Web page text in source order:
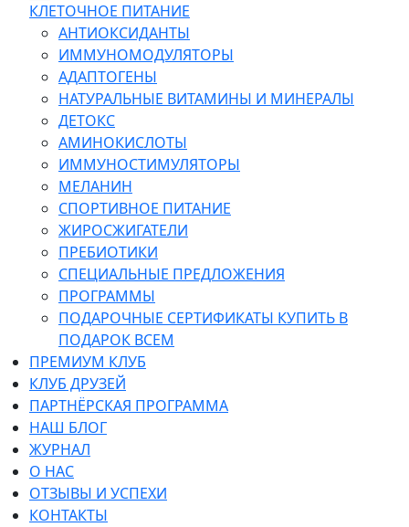
КЛЕТОЧНОЕ ПИТАНИЕ
АНТИОКСИДАНТЫ
ИММУНОМОДУЛЯТОРЫ
АДАПТОГЕНЫ
НАТУРАЛЬНЫЕ ВИТАМИНЫ И МИНЕРАЛЫ
ДЕТОКС
АМИНОКИСЛОТЫ
ИММУНОСТИМУЛЯТОРЫ
МЕЛАНИН
СПОРТИВНОЕ ПИТАНИЕ
ЖИРОСЖИГАТЕЛИ
ПРЕБИОТИКИ
СПЕЦИАЛЬНЫЕ ПРЕДЛОЖЕНИЯ
ПРОГРАММЫ
ПОДАРОЧНЫЕ СЕРТИФИКАТЫ КУПИТЬ В
ПОДАРОК ВСЕМ
ПРЕМИУМ КЛУБ
КЛУБ ДРУЗЕЙ
ПАРТНЁРСКАЯ ПРОГРАММА
НАШ БЛОГ
ЖУРНАЛ
О НАС
ОТЗЫВЫ И УСПЕХИ
КОНТАКТЫ